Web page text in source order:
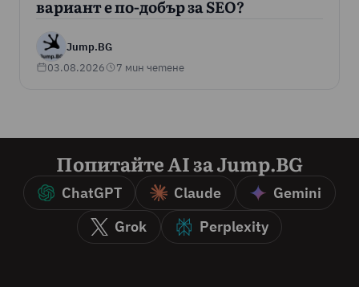
вариант е по-добър за SEO?
Jump.BG
03.08.2026 7 мин четене
Попитайте AI за Jump.BG
ChatGPT Claude
Gemini
Grok
Perplexity